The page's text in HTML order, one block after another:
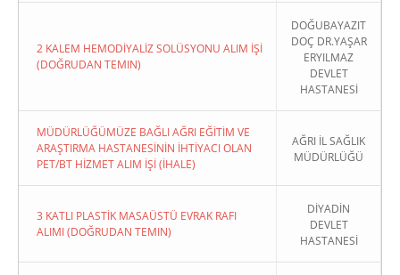
2 KALEM HEMODİYALİZ SOLÜSYONU ALIM İŞİ
(DOĞRUDAN TEMIN)
DOĞUBAYAZIT
DOÇ DR.YAŞAR
ERYILMAZ
DEVLET
HASTANESİ
MÜDÜRLÜĞÜMÜZE BAĞLI AĞRI EĞİTİM VE
ARAŞTIRMA HASTANESİNİN İHTİYACI OLAN
PET/BT HİZMET ALIM İŞİ (İHALE)
AĞRI İL SAĞLIK
MÜDÜRLÜĞÜ
3 KATLI PLASTİK MASAÜSTÜ EVRAK RAFI
ALIMI (DOĞRUDAN TEMIN)
DİYADİN
DEVLET
HASTANESİ